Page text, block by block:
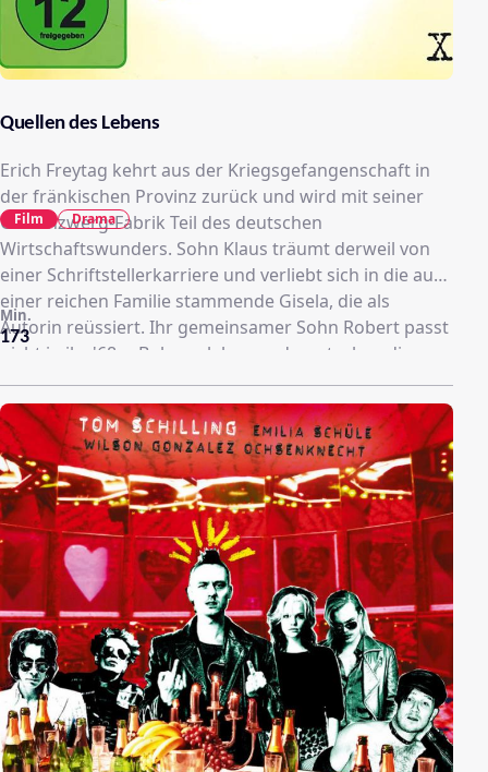
Quellen des Lebens
Erich Freytag kehrt aus der Kriegsgefangenschaft in
der fränkischen Provinz zurück und wird mit seiner
Gartenzwerg-Fabrik Teil des deutschen
Wirtschaftswunders. Sohn Klaus träumt derweil von
einer Schriftstellerkarriere und verliebt sich in die aus
einer reichen Familie stammende Gisela, die als
Autorin reüssiert. Ihr gemeinsamer Sohn Robert passt
nicht in ihr '68er Bohemeleben und so stecken die
Eltern ihn ins Internat bzw. bringen ihn während der
Ferien bei den Großeltern unter. Seine Odyssee hat
erst ein Ende, als Robert seine Jugendliebe wieder
trifft.
173
Min.
Film Drama